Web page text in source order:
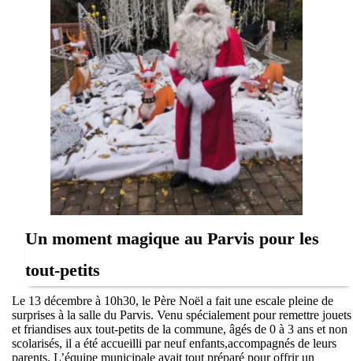
Un moment magique au Parvis pour les
tout-petits
Le 13 décembre à 10h30, le Père Noël a fait une escale pleine de
surprises à la salle du Parvis. Venu spécialement pour remettre jouets
et friandises aux tout-petits de la commune, âgés de 0 à 3 ans et non
scolarisés, il a été accueilli par neuf enfants,accompagnés de leurs
parents. L’équipe municipale avait tout préparé pour offrir un